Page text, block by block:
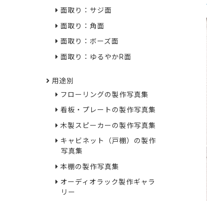
面取り：サジ面
面取り：角面
面取り：ボーズ面
面取り：ゆるやかR面
用途別
フローリングの製作写真集
看板・プレートの製作写真集
木製スピーカーの製作写真集
キャビネット（戸棚）の製作
写真集
本棚の製作写真集
オーディオラック製作ギャラ
リー